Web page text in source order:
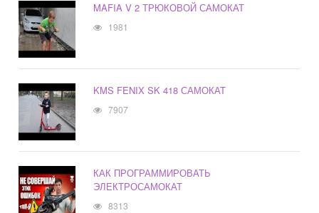
MAFIA V 2 ТРЮКОВОЙ САМОКАТ
1981
KMS FENIX SK 418 САМОКАТ
7907
КАК ПРОГРАММИРОВАТЬ
ЭЛЕКТРОСАМОКАТ
8313